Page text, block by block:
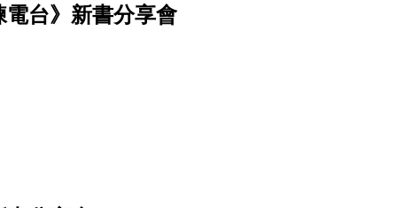
電台》新書分享會